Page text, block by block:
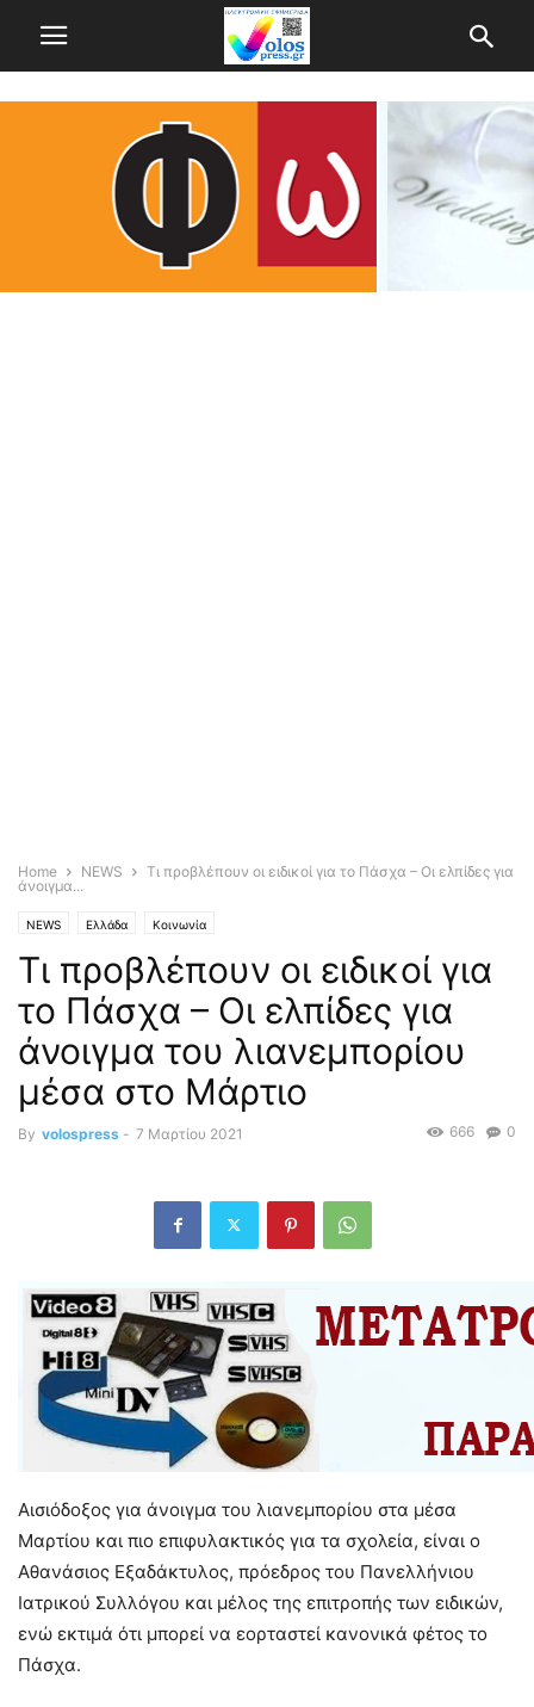
Home NEWS
Τι προβλέπουν οι ειδικοί για το Πάσχα – Οι ελπίδες για
άνοιγμα...
NEWS Ελλάδα Κοινωνία
Τι προβλέπουν οι ειδικοί για
το Πάσχα – Οι ελπίδες για
άνοιγμα του λιανεμπορίου
μέσα στο Μάρτιο
By volospress - 7 Μαρτίου 2021 0
666
Αισιόδοξος για άνοιγμα του λιανεμπορίου στα μέσα
Μαρτίου και πιο επιφυλακτικός για τα σχολεία, είναι ο
Αθανάσιος Εξαδάκτυλος, πρόεδρος του Πανελλήνιου
Ιατρικού Συλλόγου και μέλος της επιτροπής των ειδικών,
ενώ εκτιμά ότι μπορεί να εορταστεί κανονικά φέτος το
Πάσχα.